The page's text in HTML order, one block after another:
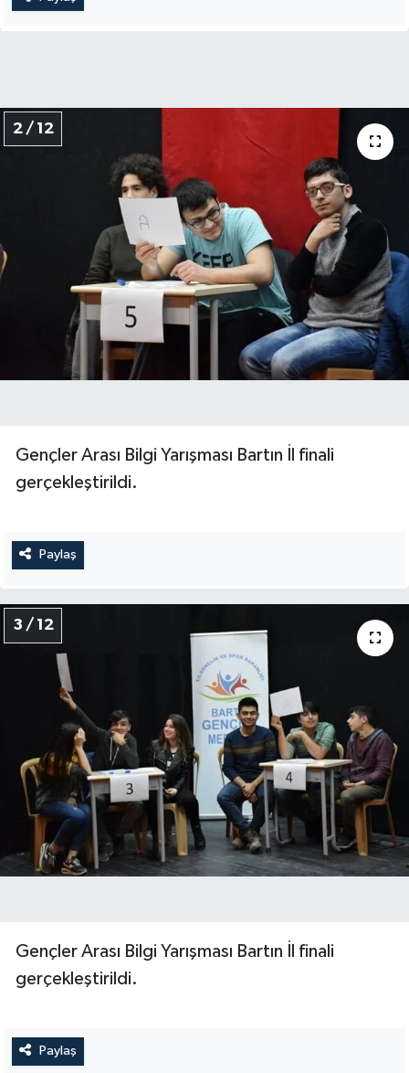
2 / 12
Gençler Arası Bilgi Yarışması Bartın İl finali
gerçekleştirildi.
Paylaş
3 / 12
Gençler Arası Bilgi Yarışması Bartın İl finali
gerçekleştirildi.
Paylaş